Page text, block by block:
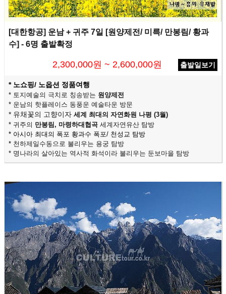
[대한항공] 운남 + 귀주 7일 [원양제전/ 미륵/ 만봉림/ 황과
수] - 6명 출발확정
2,300,000원 ~ 2,600,000원 출발일보기
* 노쇼핑/ 노옵션 정품여행
* 토지예술의 극치로 칭송받는 원양제전
* 운남의 핫플레이스 동풍운 예술타운 방문
* 유채꽃의 고향이자 세계 최대의 자연화원 나평 (3월)
* 귀주의 만봉림, 마령하대협곡 세계자연유산 탐방
* 아시아 최대의 폭포 황과수 폭포/ 천성교 탐방
* 천하제일수동으로 불리우는 용궁 탐방
* 명나라의 살아있는 역사적 화석이라 불리우는 둔보마을 탐방